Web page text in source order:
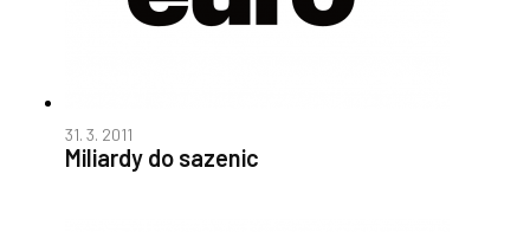
31. 3. 2011
Miliardy do sazenic